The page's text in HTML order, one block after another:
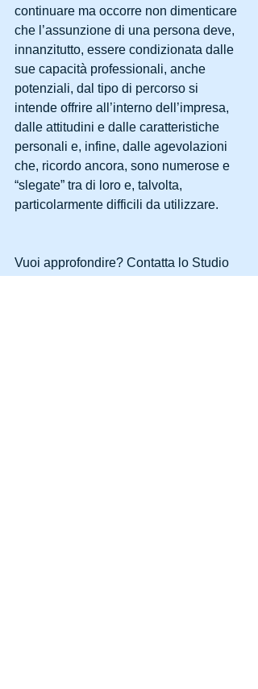
continuare ma occorre non dimenticare
che l’assunzione di una persona deve,
innanzitutto, essere condizionata dalle
sue capacità professionali, anche
potenziali, dal tipo di percorso si
intende offrire all’interno dell’impresa,
dalle attitudini e dalle caratteristiche
personali e, infine, dalle agevolazioni
che, ricordo ancora, sono numerose e
“slegate” tra di loro e, talvolta,
particolarmente difficili da utilizzare.
Vuoi approfondire? Contatta lo Studio